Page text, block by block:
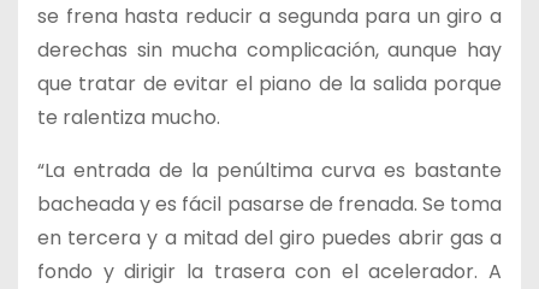
se frena hasta reducir a segunda para un giro a
derechas sin mucha complicación, aunque hay
que tratar de evitar el piano de la salida porque
te ralentiza mucho.
“La entrada de la penúltima curva es bastante
bacheada y es fácil pasarse de frenada. Se toma
en tercera y a mitad del giro puedes abrir gas a
fondo y dirigir la trasera con el acelerador. A